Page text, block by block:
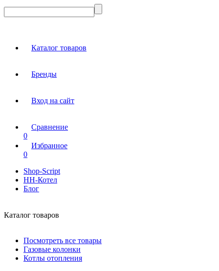
Каталог товаров
Бренды
Вход на сайт
Сравнение
0
Избранное
0
Shop-Script
НН-Котел
Блог
Каталог товаров
Посмотреть все товары
Газовые колонки
Котлы отопления